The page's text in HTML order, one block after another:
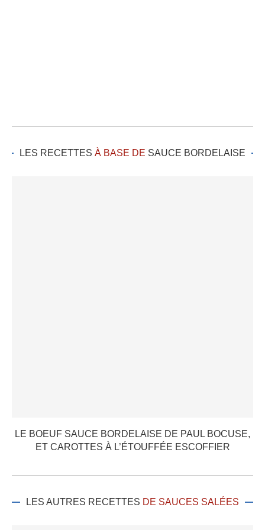
LES RECETTES À BASE DE SAUCE BORDELAISE
LE BOEUF SAUCE BORDELAISE DE PAUL BOCUSE,
ET CAROTTES À L’ÉTOUFFÉE ESCOFFIER
LES AUTRES RECETTES DE SAUCES SALÉES